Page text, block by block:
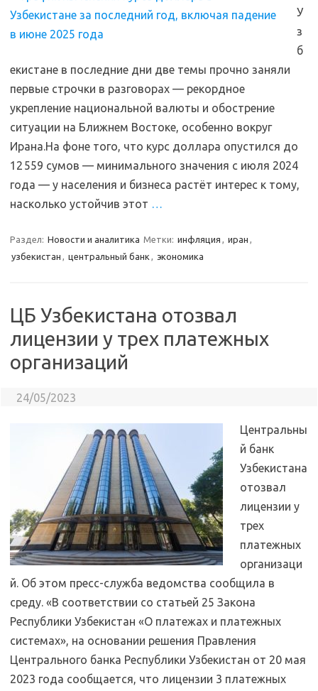
У
з
б
екистане в последние дни две темы прочно заняли
первые строчки в разговорах — рекордное
укрепление национальной валюты и обострение
ситуации на Ближнем Востоке, особенно вокруг
Ирана.На фоне того, что курс доллара опустился до
12 559 сумов — минимального значения с июля 2024
года — у населения и бизнеса растёт интерес к тому,
насколько устойчив этот …
Раздел: Новости и аналитика Метки: инфляция , иран ,
узбекистан , центральный банк , экономика
ЦБ Узбекистана отозвал
лицензии у трех платежных
организаций
24/05/2023
Центральны
й банк
Узбекистана
отозвал
лицензии у
трех
платежных
организаци
й. Об этом пресс-служба ведомства сообщила в
среду. «В соответствии со статьей 25 Закона
Республики Узбекистан «О платежах и платежных
системах», на основании решения Правления
Центрального банка Республики Узбекистан от 20 мая
2023 года сообщается, что лицензии 3 платежных